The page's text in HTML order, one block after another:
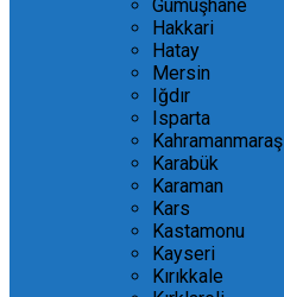
Gümüşhane
Hakkari
Hatay
Mersin
Iğdır
Isparta
Kahramanmaraş
Karabük
Karaman
Kars
Kastamonu
Kayseri
Kırıkkale